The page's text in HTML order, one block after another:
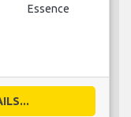
Essence